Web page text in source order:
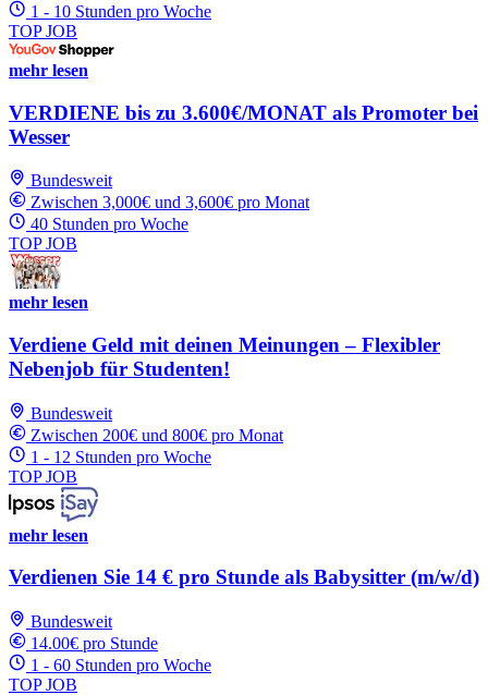
1 - 10 Stunden pro Woche
TOP JOB
mehr lesen
VERDIENE bis zu 3.600€/MONAT als Promoter bei
Wesser
Bundesweit
Zwischen 3,000€ und 3,600€ pro Monat
40 Stunden pro Woche
TOP JOB
mehr lesen
Verdiene Geld mit deinen Meinungen – Flexibler
Nebenjob für Studenten!
Bundesweit
Zwischen 200€ und 800€ pro Monat
1 - 12 Stunden pro Woche
TOP JOB
mehr lesen
Verdienen Sie 14 € pro Stunde als Babysitter (m/w/d)
Bundesweit
14.00€ pro Stunde
1 - 60 Stunden pro Woche
TOP JOB